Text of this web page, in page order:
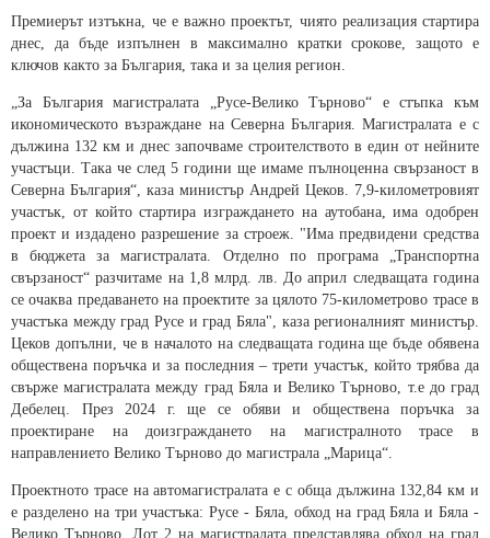
Премиерът изтъкна, че е важно проектът, чиято реализация стартира
днес, да бъде изпълнен в максимално кратки срокове, защото е
ключов както за България, така и за целия регион.
„За България магистралата „Русе-Велико Търново“ е стъпка към
икономическото възраждане на Северна България. Магистралата е с
дължина 132 км и днес започваме строителството в един от нейните
участъци. Така че след 5 години ще имаме пълноценна свързаност в
Северна България“, каза министър Андрей Цеков. 7,9-километровият
участък, от който стартира изграждането на аутобана, има одобрен
проект и издадено разрешение за строеж. "Има предвидени средства
в бюджета за магистралата. Отделно по програма „Транспортна
свързаност“ разчитаме на 1,8 млрд. лв. До април следващата година
се очаква предаването на проектите за цялото 75-километрово трасе в
участъка между град Русе и град Бяла", каза регионалният министър.
Цеков допълни, че в началото на следващата година ще бъде обявена
обществена поръчка и за последния – трети участък, който трябва да
свърже магистралата между град Бяла и Велико Търново, т.е до град
Дебелец. През 2024 г. ще се обяви и обществена поръчка за
проектиране на доизграждането на магистралното трасе в
направлението Велико Търново до магистрала „Марица“.
Проектното трасе на автомагистралата е с обща дължина 132,84 км и
е разделено на три участъка: Русе - Бяла, обход на град Бяла и Бяла -
Велико Търново. Лот 2 на магистралата представлява обход на град